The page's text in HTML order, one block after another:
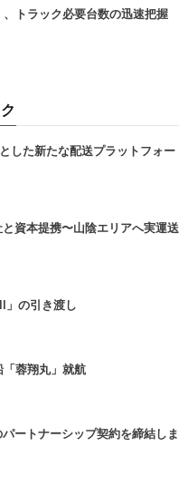
、トラック必要台数の迅速把握
した新たな配送プラットフォー
資本提携〜山陰エリアへ実運送
」の引き渡し
蓉翔丸」就航
ートナーシップ契約を締結しま